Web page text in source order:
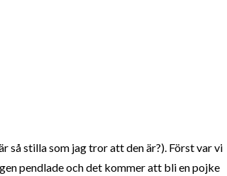
så stilla som jag tror att den är?). Först var vi
pendlade och det kommer att bli en pojke